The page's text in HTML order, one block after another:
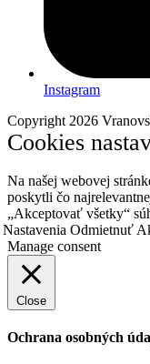
Instagram
Copyright 2026
Cookies
Na našej webovej
poskytli čo
„Akceptovať všetky“
Nastavenia Odmietnuť
Manage consent
Close
Ochrana osobných